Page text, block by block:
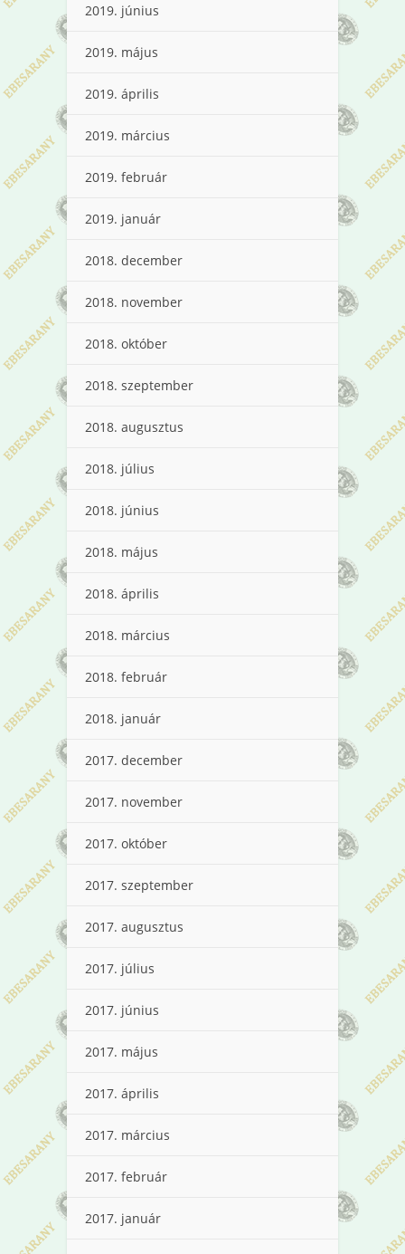
2019. június
2019. május
2019. április
2019. március
2019. február
2019. január
2018. december
2018. november
2018. október
2018. szeptember
2018. augusztus
2018. július
2018. június
2018. május
2018. április
2018. március
2018. február
2018. január
2017. december
2017. november
2017. október
2017. szeptember
2017. augusztus
2017. július
2017. június
2017. május
2017. április
2017. március
2017. február
2017. január